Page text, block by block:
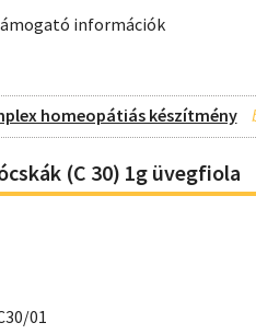
információk
homeopátiás készítmény
(C 30) 1g üvegfiola
01